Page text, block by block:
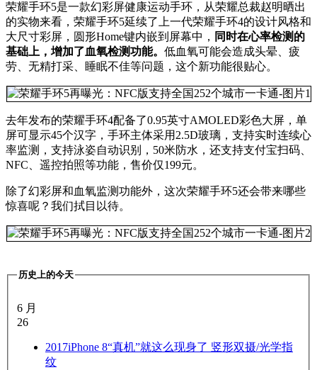
荣耀手环5是一款幻彩屏健康运动手环，从荣耀总裁赵明晒出
的实物来看，荣耀手环5延续了上一代荣耀手环4的设计风格和
大尺寸彩屏，圆形Home键内嵌到屏幕中， 同时在心率检测的
基础上，增加了血氧检测功能。 低血氧可能会造成头晕、疲
劳、无精打采、睡眠不佳等问题，这个新功能很贴心。
去年发布的荣耀手环4配备了0.95英寸AMOLED彩色大屏，单
屏可显示45个汉字，手环主体采用2.5D玻璃，支持实时连续心
率监测，支持泳姿自动识别，50米防水，还支持支付宝扫码、
NFC、遥控拍照等功能，售价仅199元。
除了幻彩屏和血氧监测功能外，这次荣耀手环5还会带来哪些
惊喜呢？我们拭目以待。
历史上的今天
6 月
26
2017iPhone 8“真机”就这么现身了 竖形双摄/光学指
纹